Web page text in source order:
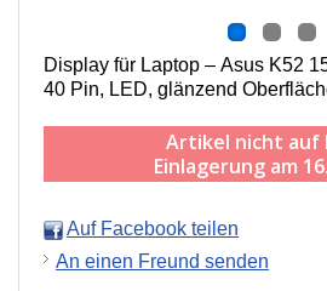
Display für Laptop – Asus K52
40 Pin, LED, g länzend
Artikel nicht auf
Einlagerung am
Auf Facebook teilen
An einen Freund senden